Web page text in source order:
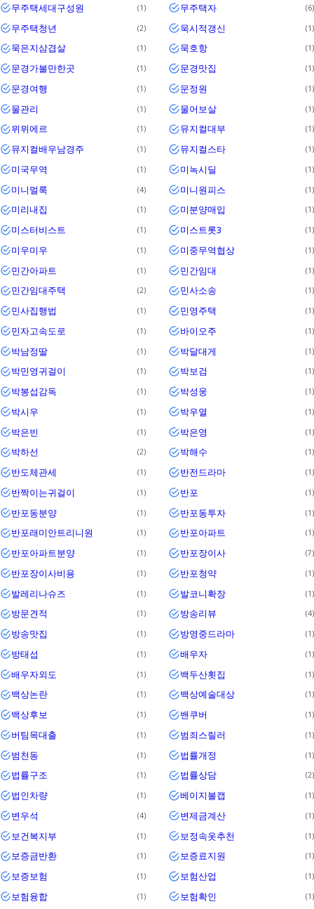
무주택세대구성원 1 무주택자 6
무주택청년 2 묵시적갱신 1
묵은지삼겹살 1 묵호항 1
문경가볼만한곳 1 문경맛집 1
문경여행 1 문정원 1
물관리 1 물어보살 1
뮈뮈에르 1 뮤지컬대부 1
뮤지컬배우남경주 1 뮤지컬스타 1
미국무역 1 미녹시딜 1
미니멀룩 4 미니원피스 1
미리내집 1 미분양매입 1
미스터비스트 1 미스트롯3 1
미우미우 1 미중무역협상 1
민간아파트 1 민간임대 1
민간임대주택 2 민사소송 1
민사집행법 1 민영주택 1
민자고속도로 1 바이오주 1
박남정딸 1 박달대게 1
박민영귀걸이 1 박보검 1
박봉섭감독 1 박성웅 1
박시우 1 박우열 1
박은빈 1 박은영 1
박하선 2 박해수 1
반도체관세 1 반전드라마 1
반짝이는귀걸이 1 반포 1
반포동분양 1 반포동투자 1
반포래미안트리니원 1 반포아파트 1
반포아파트분양 1 반포장이사 7
반포장이사비용 1 반포청약 1
발레리나슈즈 1 발코니확장 1
방문견적 1 방송리뷰 4
방송맛집 1 방영중드라마 1
방태섭 1 배우자 1
배우자외도 1 백두산횟집 1
백상논란 1 백상예술대상 1
백상후보 1 밴쿠버 1
버팀목대출 1 범죄스릴러 1
범천동 1 법률개정 1
법률구조 1 법률상담 2
법인차량 1 베이지볼캡 1
변우석 4 변제금계산 1
보건복지부 1 보정속옷추천 1
보증금반환 1 보증료지원 1
보증보험 1 보험산업 1
보험융합 1 보험확인 1